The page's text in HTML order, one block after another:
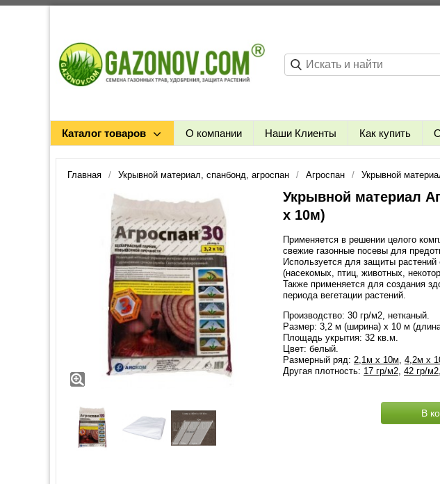
Каталог товаров О компании Наши Клиенты Как купить
Главная Укрывной материал, спанбонд, агроспан Агроспан Укрывной
Укрывной материал
х 10м)
Применяется в решении целого
свежие газонные посевы для
Используется для защиты
(насекомых, птиц, животных,
Также применяется для создания
периода вегетации растений.
Производство: 30 гр/м2, нетканый.
Размер: 3,2 м (ширина) х 10 м
Площадь укрытия: 32 кв.м.
Цвет: белый.
Размерный ряд: 2,1м х 10м, 4,2м х
Другая плотность: 17 гр/м2, 42 гр/м2,
В